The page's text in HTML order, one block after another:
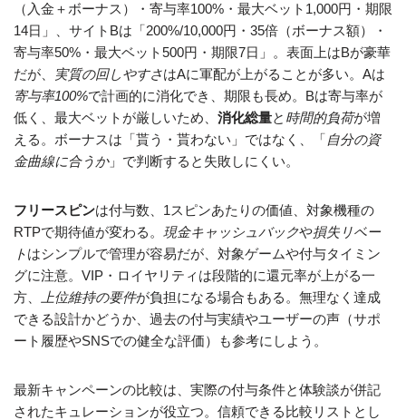
（入金＋ボーナス）・寄与率100%・最大ベット1,000円・期限
14日」、サイトBは「200%/10,000円・35倍（ボーナス額）・
寄与率50%・最大ベット500円・期限7日」。表面上はBが豪華
だが、
実質の回しやすさはAに軍配が上がることが多い。Aは
寄与率100%で計画的に消化でき、期限も長め。Bは寄与率が
低く、最大ベットが厳しいため、 消化総量と 時間的負荷が増
える。ボーナスは「貰う・貰わない」ではなく、「自分の資
金曲線に合うか」で判断すると失敗しにくい。
フリースピンは付与数、1スピンあたりの価値、対象機種の
RTPで期待値が変わる。 現金キャッシュバックや損失リベー
トはシンプルで管理が容易だが、対象ゲームや付与タイミン
グに注意。VIP・ロイヤリティは段階的に還元率が上がる一
方、
上位維持の要件が負担になる場合もある。無理なく達成
できる設計かどうか、過去の付与実績やユーザーの声（サポ
ート履歴やSNSでの健全な評価）も参考にしよう。
最新キャンペーンの比較は、実際の付与条件と体験談が併記
されたキュレーションが役立つ。信頼できる比較リストとし